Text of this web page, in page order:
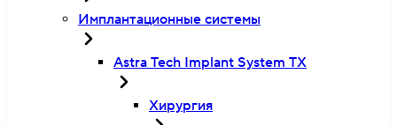
Имплантационные системы
Astra Tech Implant System TX
Хирургия